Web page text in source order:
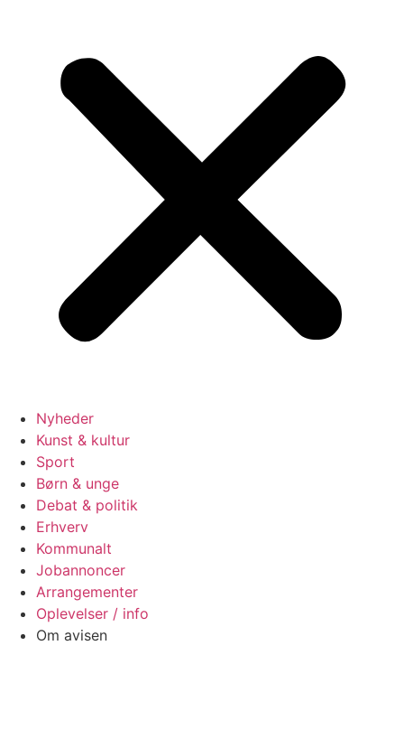
Nyheder
Kunst & kultur
Sport
Børn & unge
Debat & politik
Erhverv
Kommunalt
Jobannoncer
Arrangementer
Oplevelser / info
Om avisen